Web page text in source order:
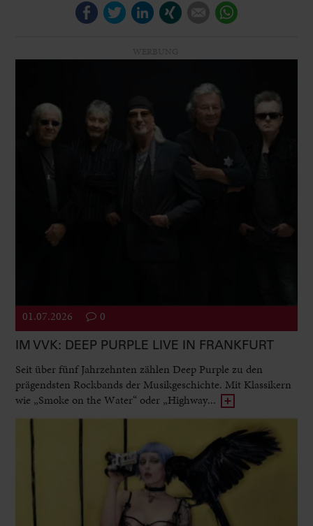
FacebookTwitterLinkedIn E-mail
01.07.2026 0
IM VVK: DEEP PURPLE LIVE IN FRANKFURT
Seit über fünf Jahrzehnten zählen Deep Purple zu den
prägendsten Rockbands der Musikgeschichte. Mit Klassikern
wie „Smoke on the Water“ oder „Highway...